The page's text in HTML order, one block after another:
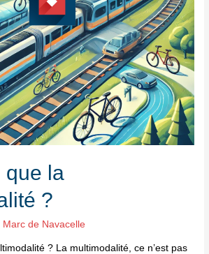
que la
?
Marc de Navacelle
? La multimodalité, ce n’est pas